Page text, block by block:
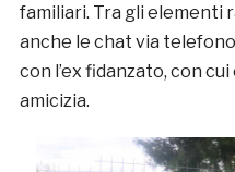
familiari. Tra gli elementi
anche le chat via
con l’ex fidanzato, con
amicizia.